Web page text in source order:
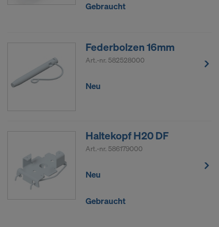
Gebraucht
Federbolzen 16mm
Art.-nr. 582528000
Neu
Haltekopf H20 DF
Art.-nr. 586179000
Neu
Gebraucht